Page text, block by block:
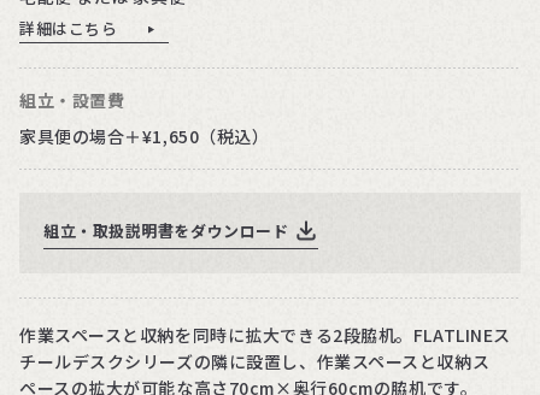
詳細はこちら
組立・設置費
家具便の場合＋¥1,650（税込）
組立・取扱説明書をダウンロード
作業スペースと収納を同時に拡大できる2段脇机。FLATLINEス
チールデスクシリーズの隣に設置し、作業スペースと収納ス
ペースの拡大が可能な高さ70cm×奥行60cmの脇机です。